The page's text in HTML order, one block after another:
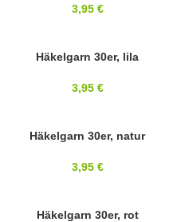
3,95 €
Häkelgarn 30er, lila
3,95 €
SOLD OUTHäkelgarn 30er, natur
3,95 €
Häkelgarn 30er, rot